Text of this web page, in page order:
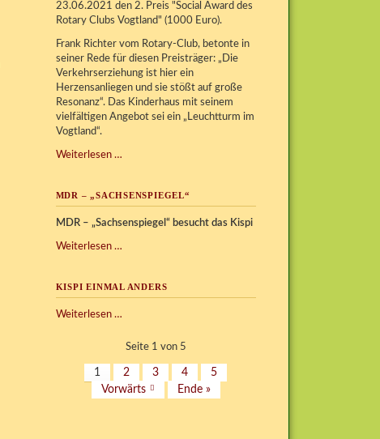
23.06.2021 den 2. Preis "Social Award des
Rotary Clubs Vogtland" (1000 Euro).
Frank Richter vom Rotary-Club, betonte in
seiner Rede für diesen Preisträger: „Die
Verkehrserziehung ist hier ein
Herzensanliegen und sie stößt auf große
Resonanz“. Das Kinderhaus mit seinem
vielfältigen Angebot sei ein „Leuchtturm im
Vogtland“.
Weiterlesen …
Award
Rotary
MDR – „SACHSENSPIEGEL“
MDR – „Sachsenspiegel“ besucht das Kispi
Weiterlesen …
KISPI EINMAL ANDERS
Weiterlesen …
anders
Seite 1 von 5
1 2 3 4
5
Vorwärts
Ende »